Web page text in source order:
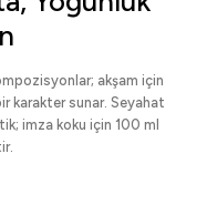
akşam için
karakter sunar. Seyahat
imza koku için 100 ml